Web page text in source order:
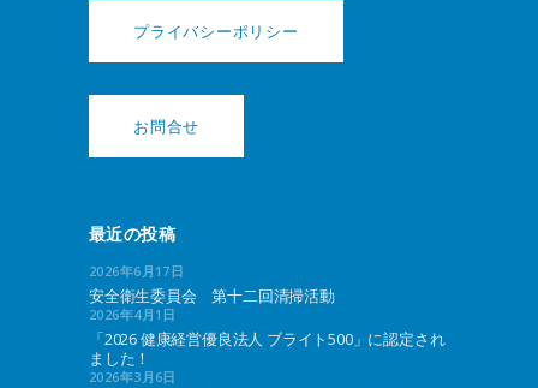
プライバシーポリシー
お問合せ
最近の投稿
2026年6月17日
安全衛生委員会 第十二回清掃活動
2026年4月1日
「2026 健康経営優良法人 ブライト500」に認定され
ました！
2026年3月6日